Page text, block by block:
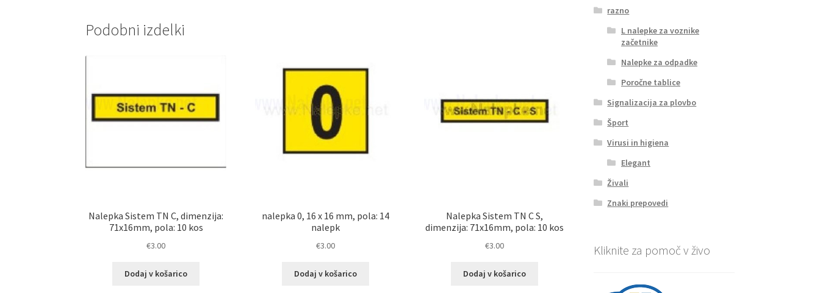
Podobni izdelki
Nalepka Sistem TN C, dimenzija:
71x16mm, pola: 10 kos
€3.00
Dodaj v košarico
nalepka 0, 16 x 16 mm, pola: 14
nalepk
€3.00
Dodaj v košarico
Nalepka Sistem TN C S,
dimenzija: 71x16mm, pola: 10 kos
€3.00
Dodaj v košarico
razno
L nalepke za voznike
začetnike
Nalepke za odpadke
Poročne tablice
Signalizacija za plovbo
Šport
Virusi in higiena
Elegant
Živali
Znaki prepovedi
Kliknite za pomoč v živo